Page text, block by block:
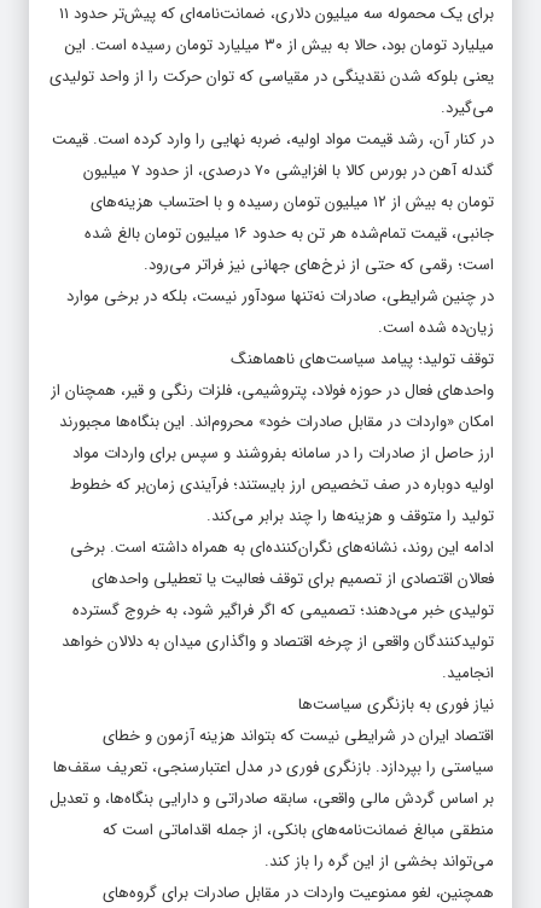
برای یک محموله سه میلیون دلاری، ضمانت‌نامه‌ای که پیش‌تر حدود ۱۱
میلیارد تومان بود، حالا به بیش از ۳۰ میلیارد تومان رسیده است. این
یعنی بلوکه شدن نقدینگی در مقیاسی که توان حرکت را از واحد تولیدی
می‌گیرد.
در کنار آن، رشد قیمت مواد اولیه، ضربه نهایی را وارد کرده است. قیمت
گندله آهن در بورس کالا با افزایشی ۷۰ درصدی، از حدود ۷ میلیون
تومان به بیش از ۱۲ میلیون تومان رسیده و با احتساب هزینه‌های
جانبی، قیمت تمام‌شده هر تن به حدود ۱۶ میلیون تومان بالغ شده
است؛ رقمی که حتی از نرخ‌های جهانی نیز فراتر می‌رود.
در چنین شرایطی، صادرات نه‌تنها سودآور نیست، بلکه در برخی موارد
زیان‌ده شده است.
توقف تولید؛ پیامد سیاست‌های ناهماهنگ
واحدهای فعال در حوزه فولاد، پتروشیمی، فلزات رنگی و قیر، همچنان از
امکان «واردات در مقابل صادرات خود» محروم‌اند. این بنگاه‌ها مجبورند
ارز حاصل از صادرات را در سامانه بفروشند و سپس برای واردات مواد
اولیه دوباره در صف تخصیص ارز بایستند؛ فرآیندی زمان‌بر که خطوط
تولید را متوقف و هزینه‌ها را چند برابر می‌کند.
ادامه این روند، نشانه‌های نگران‌کننده‌ای به همراه داشته است. برخی
فعالان اقتصادی از تصمیم برای توقف فعالیت یا تعطیلی واحدهای
تولیدی خبر می‌دهند؛ تصمیمی که اگر فراگیر شود، به خروج گسترده
تولیدکنندگان واقعی از چرخه اقتصاد و واگذاری میدان به دلالان خواهد
انجامید.
نیاز فوری به بازنگری سیاست‌ها
اقتصاد ایران در شرایطی نیست که بتواند هزینه آزمون و خطای
سیاستی را بپردازد. بازنگری فوری در مدل اعتبارسنجی، تعریف سقف‌ها
بر اساس گردش مالی واقعی، سابقه صادراتی و دارایی بنگاه‌ها، و تعدیل
منطقی مبالغ ضمانت‌نامه‌های بانکی، از جمله اقداماتی است که
می‌تواند بخشی از این گره را باز کند.
همچنین، لغو ممنوعیت واردات در مقابل صادرات برای گروه‌های